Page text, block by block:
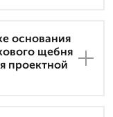
основания
щебня
проектной